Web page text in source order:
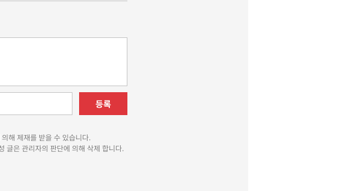
등록
해 제재를 받을 수 있습니다.
글은 관리자의 판단에 의해 삭제 합니다.